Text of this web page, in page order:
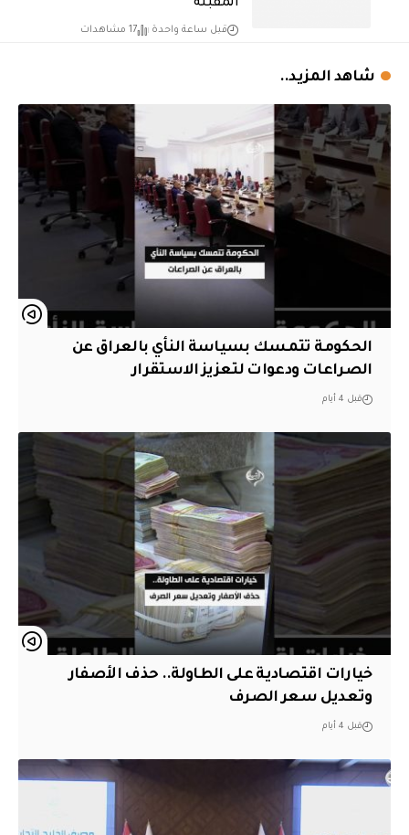
المقبلة
قبل ساعة واحدة 17 مشاهدات
شاهد المزيد..
الحكومة تتمسك بسياسة النأي بالعراق عن
الصراعات ودعوات لتعزيز الاستقرار
قبل 4 أيام
خيارات اقتصادية على الطاولة.. حذف الأصفار
وتعديل سعر الصرف
قبل 4 أيام